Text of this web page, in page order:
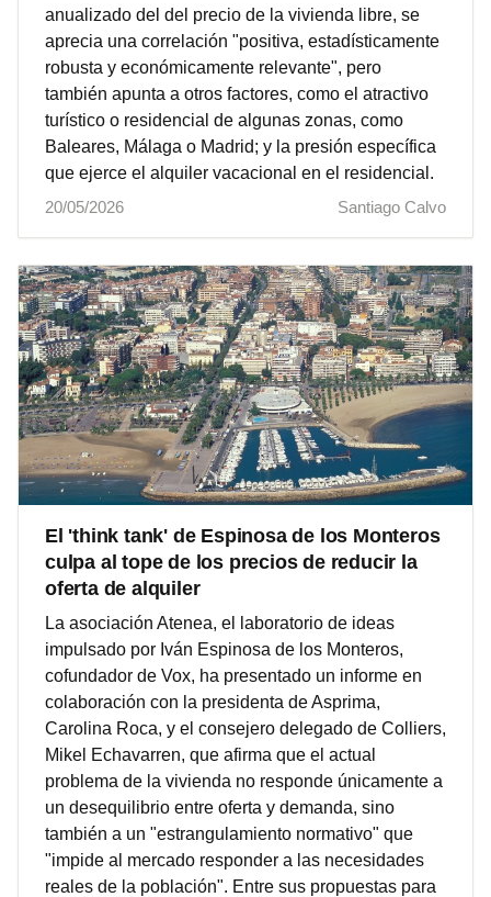
anualizado del del precio de la vivienda libre, se
aprecia una correlación "positiva, estadísticamente
robusta y económicamente relevante", pero
también apunta a otros factores, como el atractivo
turístico o residencial de algunas zonas, como
Baleares, Málaga o Madrid; y la presión específica
que ejerce el alquiler vacacional en el residencial.
20/05/2026
Santiago Calvo
El 'think tank' de Espinosa de los Monteros
culpa al tope de los precios de reducir la
oferta de alquiler
La asociación Atenea, el laboratorio de ideas
impulsado por Iván Espinosa de los Monteros,
cofundador de Vox, ha presentado un informe en
colaboración con la presidenta de Asprima,
Carolina Roca, y el consejero delegado de Colliers,
Mikel Echavarren, que afirma que el actual
problema de la vivienda no responde únicamente a
un desequilibrio entre oferta y demanda, sino
también a un "estrangulamiento normativo" que
"impide al mercado responder a las necesidades
reales de la población". Entre sus propuestas para